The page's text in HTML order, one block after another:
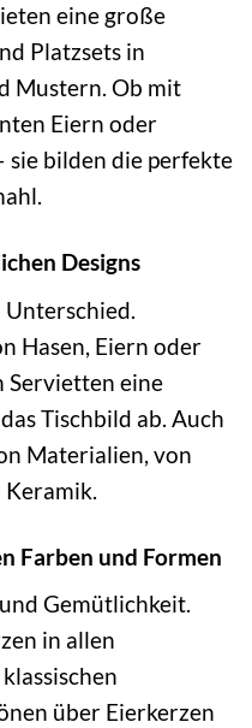
eine große
Platzsets in
Mustern. Ob mit
Eiern oder
sie bilden die perfekte
Designs
Unterschied.
Hasen, Eiern oder
Servietten eine
Tischbild ab. Auch
Materialien, von
Farben und Formen
Gemütlichkeit.
in allen
über Eierkerzen